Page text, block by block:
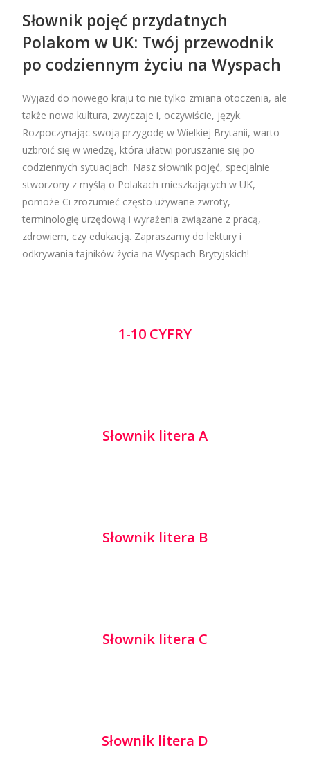
Słownik pojęć przydatnych
Polakom w UK: Twój przewodnik
po codziennym życiu na Wyspach
Wyjazd do nowego kraju to nie tylko zmiana otoczenia, ale
także nowa kultura, zwyczaje i, oczywiście, język.
Rozpoczynając swoją przygodę w Wielkiej Brytanii, warto
uzbroić się w wiedzę, która ułatwi poruszanie się po
codziennych sytuacjach. Nasz słownik pojęć, specjalnie
stworzony z myślą o Polakach mieszkających w UK,
pomoże Ci zrozumieć często używane zwroty,
terminologię urzędową i wyrażenia związane z pracą,
zdrowiem, czy edukacją. Zapraszamy do lektury i
odkrywania tajników życia na Wyspach Brytyjskich!
1-10 CYFRY
Słownik litera A
Słownik litera B
Słownik litera C
Słownik litera D